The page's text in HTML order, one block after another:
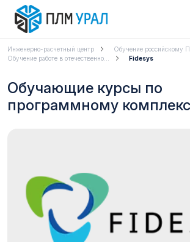
Инженерно-расчетный центр
Обучение российскому
Обучение работе в отечественно...
Fidesys
Обучающие курсы по
программному